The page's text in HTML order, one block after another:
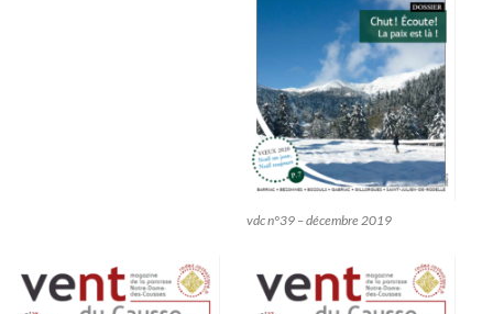
vdc n°39 – décembre 2019